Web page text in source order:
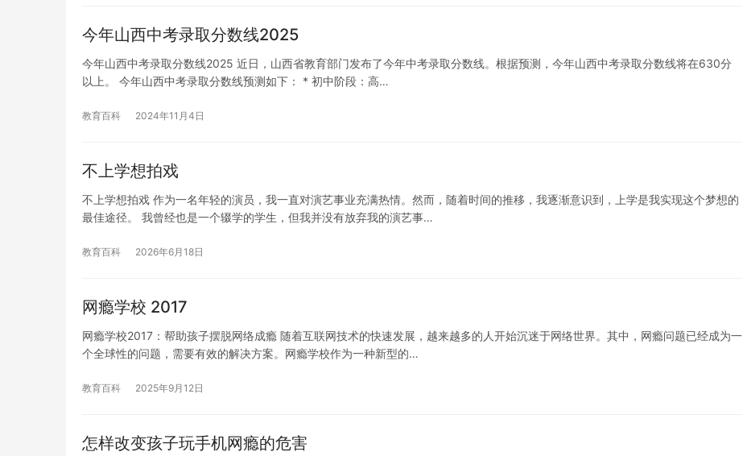
今年山西中考录取分数线2025
今年山西中考录取分数线2025 近日，山西省教育部门发布了今年中考录取分数线。根据预测，今年山西中考录取分数线将在630分
以上。 今年山西中考录取分数线预测如下： * 初中阶段：高…
教育百科 2024年11月4日
不上学想拍戏
不上学想拍戏 作为一名年轻的演员，我一直对演艺事业充满热情。然而，随着时间的推移，我逐渐意识到，上学是我实现这个梦想的
最佳途径。 我曾经也是一个辍学的学生，但我并没有放弃我的演艺事…
教育百科 2026年6月18日
网瘾学校 2017
网瘾学校2017：帮助孩子摆脱网络成瘾 随着互联网技术的快速发展，越来越多的人开始沉迷于网络世界。其中，网瘾问题已经成为一
个全球性的问题，需要有效的解决方案。网瘾学校作为一种新型的…
教育百科 2025年9月12日
怎样改变孩子玩手机网瘾的危害